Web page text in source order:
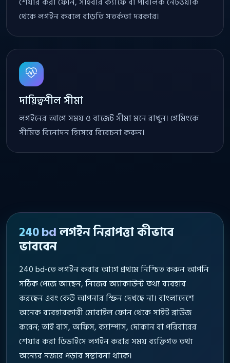
থেকে লগইন করলে বাড়তি সতর্কতা দরকার।
দায়িত্বশীল সীমা
লগইনের আগে সময় ও বাজেট সীমা মনে রাখুন। গেমিংকে
সীমিত বিনোদন হিসেবে বিবেচনা করুন।
240 bdলগইন নিরাপত্তা কীভাবে
ভাববেন
240 bd-তে লগইন করার আগে প্রথমে নিশ্চিত করুন আপনি
সঠিক পেজে আছেন, নিজের অ্যাকাউন্ট তথ্য ব্যবহার
করছেন এবং কেউ আপনার স্ক্রিন দেখছে না। বাংলাদেশে
অনেক ব্যবহারকারী মোবাইল ফোন থেকে সাইট ব্রাউজ
করেন; তাই বাস, অফিস, ক্যাম্পাস, দোকান বা পরিবারের
শেয়ার করা ডিভাইসে লগইন করার সময় ব্যক্তিগত তথ্য
অন্যের নজরে পড়ার সম্ভাবনা থাকে।